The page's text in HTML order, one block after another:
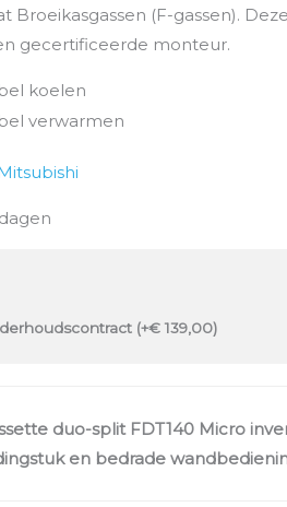
Broeikasgassen (F-gassen).
gecertificeerde monteur.
koelen
verwarmen
(+€ 139,00)
duo-split FDT140 Micro
en bedrade